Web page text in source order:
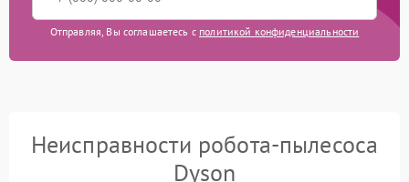
Отправляя, Вы соглашаетесь с политикой конфиденциальности
Неисправности робота-пылесоса
Dyson